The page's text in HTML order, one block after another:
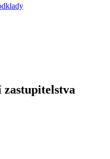
zastupitelstva